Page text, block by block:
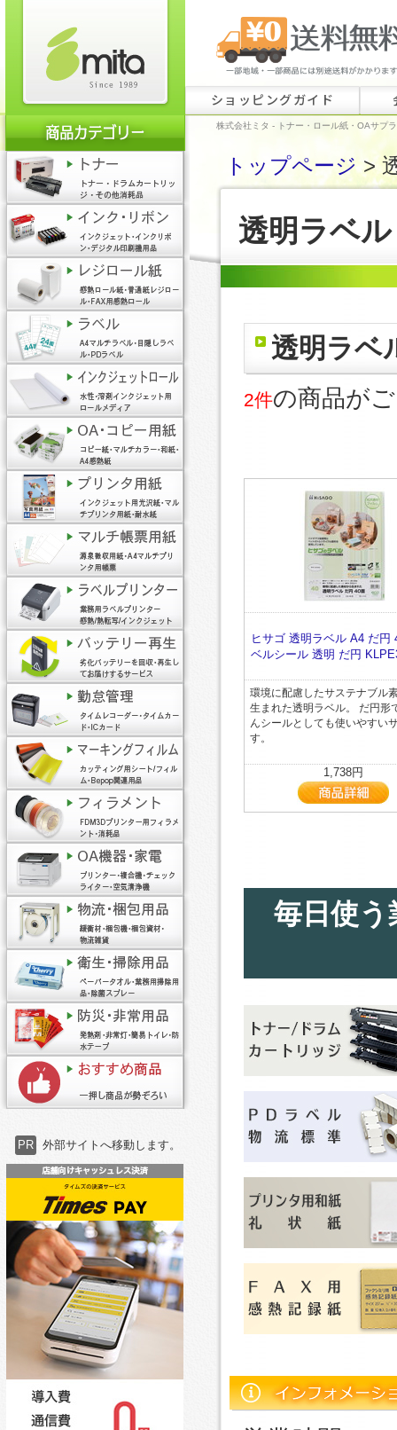
PR 外部サイトへ移動します。
ショッピングガイド
株式会社ミタ - トナー・ロール紙・OAサプ
トップページ>
透明ラベ
透明ラベ
2件の商品が
ヒサゴ 透明ラベル A4 だ円
ベルシール 透明 だ円
環境に配慮したサステナブル
生まれた透明ラベル。 だ円形
んシールとしても使いやすい
す。
1,738円
毎日使う